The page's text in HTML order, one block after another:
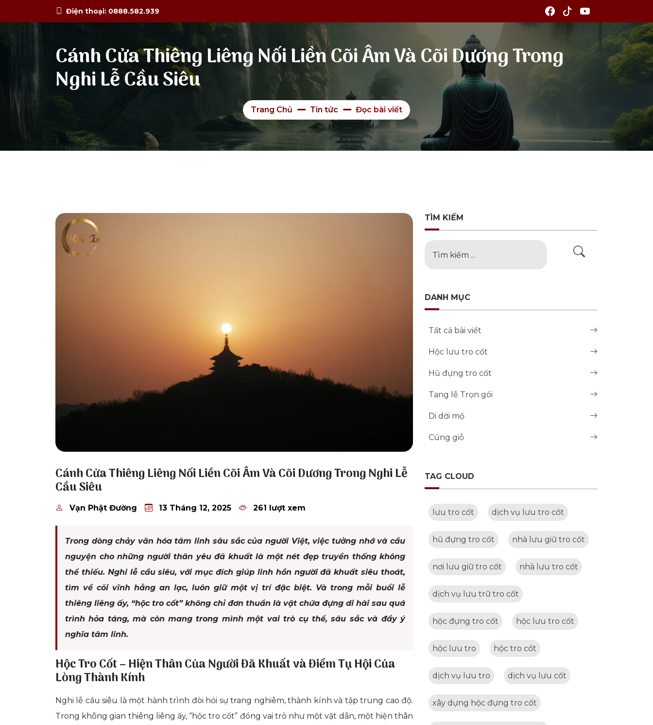
Điện thoại: 0888.582.939
Cánh Cửa Thiêng Liêng Nối Liền Cõi Âm Và Cõi Dương Trong
Nghi Lễ Cầu Siêu
Trang Chủ Tin tức Đọc bài viết
Cánh Cửa Thiêng Liêng Nối Liền Cõi Âm Và Cõi Dương Trong Nghi Lễ
Cầu Siêu
Vạn Phật Đường 13 Tháng 12, 2025 261 lượt xem
Trong dòng chảy văn hóa tâm linh sâu sắc của người Việt, việc tưởng nhớ và cầu
nguyện cho những người thân yêu đã khuất là một nét đẹp truyền thống không
thể thiếu. Nghi lễ cầu siêu, với mục đích giúp linh hồn người đã khuất siêu thoát,
tìm về cõi vĩnh hằng an lạc, luôn giữ một vị trí đặc biệt. Và trong mỗi buổi lễ
thiêng liêng ấy, “hộc tro cốt” không chỉ đơn thuần là vật chứa đựng di hài sau quá
trình hỏa táng, mà còn mang trong mình một vai trò cụ thể, sâu sắc và đầy ý
nghĩa tâm linh.
Hộc Tro Cốt – Hiện Thân Của Người Đã Khuất và Điểm Tụ Hội Của
Lòng Thành Kính
Nghi lễ cầu siêu là một hành trình đòi hỏi sự trang nghiêm, thành kính và tập trung cao độ.
Trong không gian thiêng liêng ấy, “hộc tro cốt” đóng vai trò như một vật dẫn, một hiện thân
TÌM KIẾM
DANH MỤC
Tất cả bài viết
Hộc lưu tro cốt
Hũ đựng tro cốt
Tang lễ Trọn gói
Di dời mộ
Cúng giỗ
TAG CLOUD
lưu tro cốt dịch vụ lưu tro cốt
hũ đựng tro cốt nhà lưu giữ tro cốt
nơi lưu giữ tro cốt nhà lưu tro cốt
dịch vụ lưu trữ tro cốt
hộc đựng tro cốt hộc lưu tro cốt
hộc lưu tro hộc tro cốt
dịch vụ lưu tro dịch vụ lưu cốt
xây dựng hộc đựng tro cốt